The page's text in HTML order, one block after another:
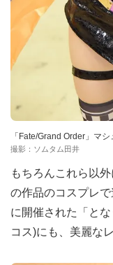
「Fate/Grand Order」マ
撮影：ソムタム田井
もちろんこれら以
の作品のコスプレ
に開催された「と
コス)にも、美麗な